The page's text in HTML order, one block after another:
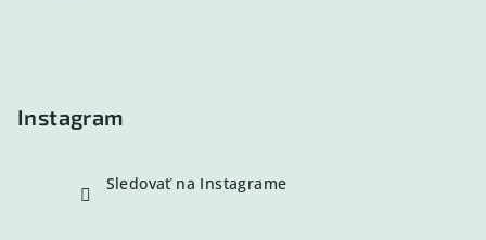
Instagram
Sledovať na Instagrame